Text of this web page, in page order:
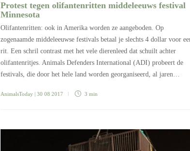
Protest tegen olifantenritten middeleeuws festival
Minnesota
Olifantenritten: ook in Amerika worden ze aangeboden. Op
zogenaamde middeleeuwse festivals betaal je slechts 4 dollar voor
rit. Een schril contrast met het vele dierenleed dat schuilt achter
olifantenritjes. Animals Defenders International (ADI) probeert de
festivals, die door het hele land worden georganiseerd, al jaren…
AnimalsToday | 30 08 2017 3 min